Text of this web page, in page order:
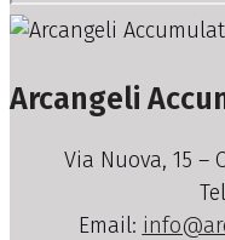
Arcangeli
Via Nuova, 15 –
Email: